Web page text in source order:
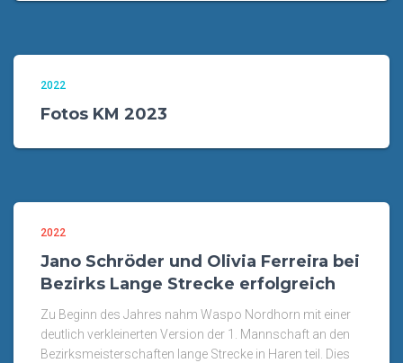
2022
Fotos KM 2023
2022
Jano Schröder und Olivia Ferreira bei
Bezirks Lange Strecke erfolgreich
Zu Beginn des Jahres nahm Waspo Nordhorn mit einer
deutlich verkleinerten Version der 1. Mannschaft an den
Bezirksmeisterschaften lange Strecke in Haren teil. Dies